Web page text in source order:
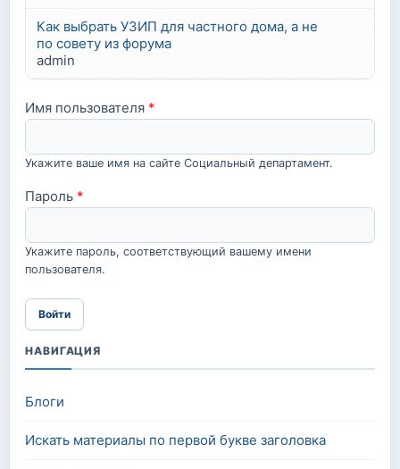
Как выбрать УЗИП для частного дома, а не
по совету из форума
admin
Имя пользователя *
Укажите ваше имя на сайте Социальный департамент.
Пароль *
Укажите пароль, соответствующий вашему имени
пользователя.
НАВИГАЦИЯ
Блоги
Искать материалы по первой букве заголовка